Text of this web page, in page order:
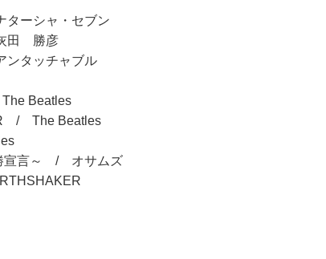
ーシャ・セブン
田 勝彦
タッチャブル
Beatles
/ The Beatles
宣言～ / オサムズ